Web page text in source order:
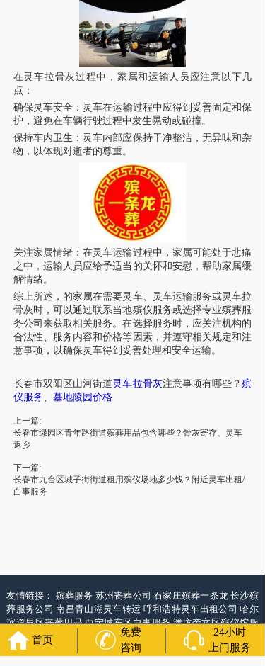
在灵车拉骨灰过程中，家属和运输人员应注意以下几
点：
确保 灵车安全： 灵车在运输过程中应得到妥善固定和保
护，避免在车辆行驶过程中发生晃动或碰撞。
保持车内卫生：灵车内部应保持干净整洁，无异味和杂
物，以体现对逝者的尊重。
关注家属情绪：在灵车运输过程中，家属可能处于悲痛
之中，运输人员应给予适当的关怀和安慰，帮助家属缓
解情绪。
综上所述，的家属在需要灵车、
灵车运输服务或灵车拉
骨灰时，可以通过联系当地殡仪 服务或选择专业殡葬服
务公司来获取相关服务。在选择服务时，应关注机构的
合法性、服务内容和价格等因素，并遵守相关规定和注
意事项，以确保 灵车得到妥善处理和安全运输。
长春市双阳区山河街道 灵车拉骨灰注意事项有哪些？殡
仪 服务 墓地陵园价格
上一篇:
长春市绿园区青年路街道殡葬用品包含哪些？骨灰寄存、灵车
返乡
下一篇:
长春市九台区城子街街道租用殡仪场地多少钱？附近灵车出租/
白事服务
友情链接： 殡葬服务 苏州丧葬公司石家庄殡葬一条龙长沙殡
葬服务公司南昌青山湖灵车转运 呼和浩特灵车出租公司哈尔
滨道里区丧葬用品西宁城东区白事服务潍坊奎文区殡仪馆服
务 乳山寿衣店铺 杭州上城区灵堂布置 沈阳浑南区殡葬平台
国墓地网
中国非急救转运网网站建设 中国殡葬一条龙网中国
首页
免费
咨询
24小时
上门服务